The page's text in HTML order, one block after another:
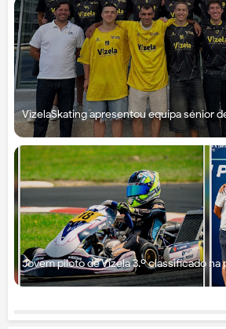
VizelaSkating apresentou equipa sénior
Jovem piloto de Vizela 3.º classificado na